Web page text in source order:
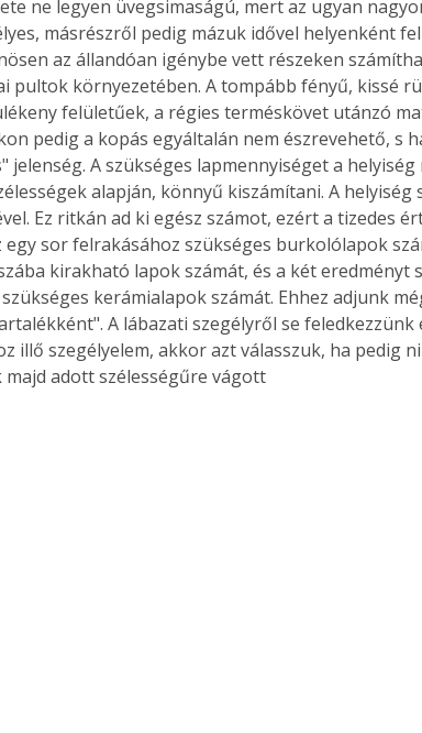
az
Együtt jobban megéri!
Bővebb információ itt!
Együtt jobban megéri! A
könyvek tetszőleges
másrészről pedig mázuk idővel helyenként
az állandóan igénybe vett részeken
pultok környezetében. A tompább fényű, kissé
felületűek, a régies terméskövet utánzó
pedig a kopás egyáltalán nem észrevehető, s
jelenség. A szükséges lapmennyiséget a
alapján, könnyű kiszámítani. A helyiség
Ez ritkán ad ki egész számot, ezért a tizedes
egy sor felrakásához szükséges burkolólapok
kirakható lapok számát, és a két eredményt
kerámialapok számát. Ehhez adjunk
A lábazati szegélyről se feledkezzünk
illő szegélyelem, akkor azt válasszuk, ha pedig
adott szélességűre vágott